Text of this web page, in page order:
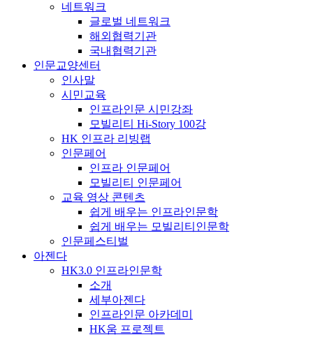
네트워크
글로벌 네트워크
해외협력기관
국내협력기관
인문교양센터
인사말
시민교육
인프라인문 시민강좌
모빌리티 Hi-Story 100강
HK 인프라 리빙랩
인문페어
인프라 인문페어
모빌리티 인문페어
교육 영상 콘텐츠
쉽게 배우는 인프라인문학
쉽게 배우는 모빌리티인문학
인문페스티벌
아젠다
HK3.0 인프라인문학
소개
세부아젠다
인프라인문 아카데미
HK움 프로젝트